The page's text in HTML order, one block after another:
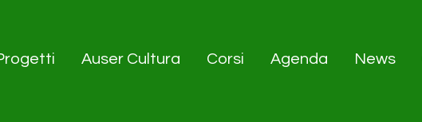
Auser Cultura Corsi Agenda News